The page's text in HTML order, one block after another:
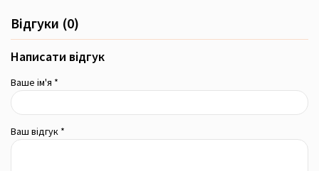
Відгуки (0)
Написати відгук
Ваше ім'я *
Ваш відгук *